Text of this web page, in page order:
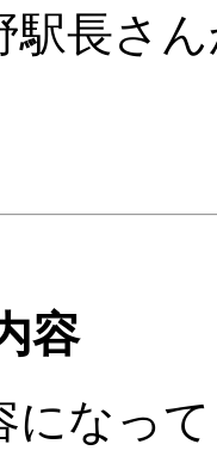
駅長さ
容
になっ